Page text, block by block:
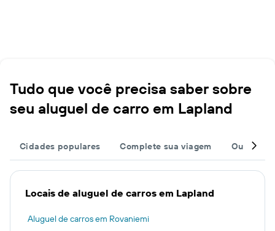
Tudo que você precisa saber sobre
seu aluguel de carro em Lapland
Cidades populares Complete sua viagem Outros
Locais de aluguel de carros em Lapland
Aluguel de carros em Rovaniemi